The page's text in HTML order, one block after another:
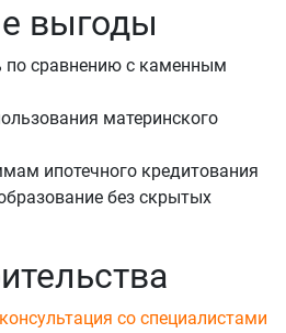
выгоды
по сравнению с каменным
материнского
ипотечного кредитования
без скрытых
консультация со специалистами